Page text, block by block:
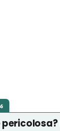
pericolosa?